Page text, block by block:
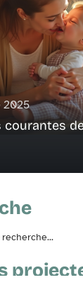
2025
courantes